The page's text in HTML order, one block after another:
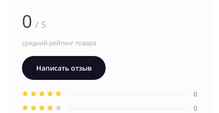
0 / 5
средний рейтинг товара
Написать отзыв
0
0